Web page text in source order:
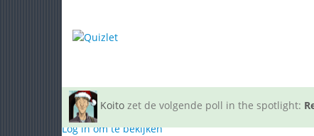
Koito zet de volgende poll in the spotlight:
Log in om te bekijken